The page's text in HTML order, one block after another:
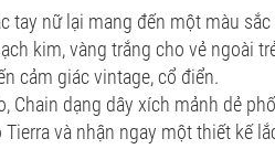
tay nữ lại mang đến một màu
kim, vàng trắng cho vẻ ngoài
cảm giác vintage, cổ điển.
Chain dạng dây xích mảnh dẻ
và nhận ngay một thiết kế